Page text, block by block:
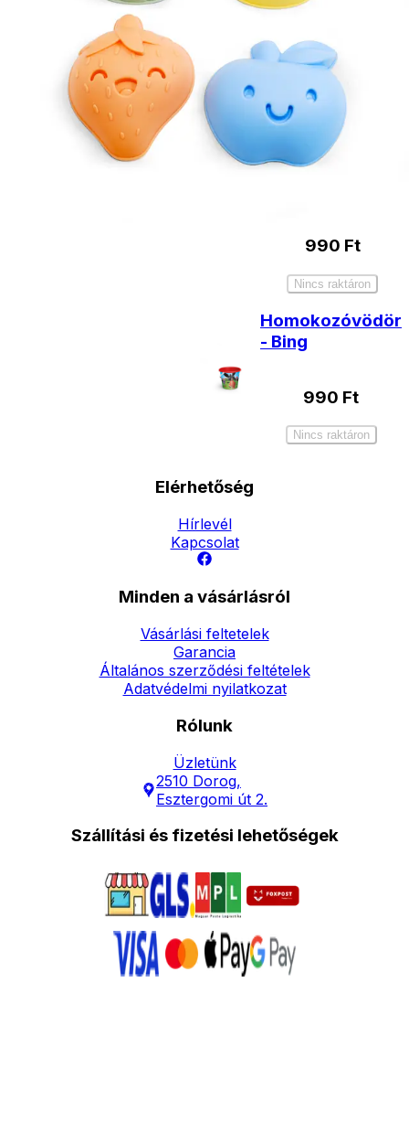
Homokozólapát
390Ft
Kosárba
Mickey egeres
990 Ft
Nincs raktáron
Homokozóvödör
- Bing
990 Ft
Nincs raktáron
Elérhetőség
Hírlevél
Kapcsolat
Minden a vásárlásról
Vásárlási feltetelek
Garancia
Általános szerződési feltételek
Adatvédelmi nyilatkozat
Rólunk
Üzletünk
2510 Dorog,
Esztergomi út 2.
Szállítási és fizetési lehetőségek